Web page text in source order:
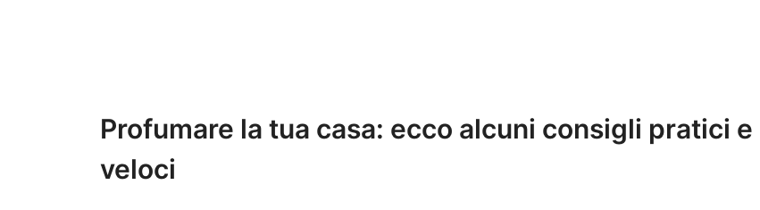
Profumare la tua casa: ecco alcuni consigli pratici e
veloci